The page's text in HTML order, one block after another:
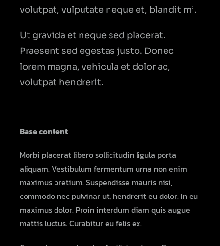
volutpat, vulputate neque et, blandit mi.
Ut gravida et neque sed placerat.
Praesent sed egestas justo. Donec
lorem magna, vehicula et dolor ac,
volutpat hendrerit.
Base content
Morbi placerat libero sollicitudin ligula porta
aliquam. Vestibulum fermentum urna non enim
maximus pretium. Suspendisse mauris nisi,
commodo nec pulvinar ut, hendrerit eu dolor. In eu
maximus dolor. Proin interdum diam quis augue
mattis luctus. Curabitur eu felis ex.